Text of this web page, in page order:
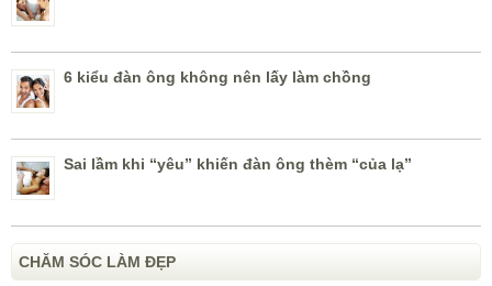
6 kiểu đàn ông không nên lấy làm chồng
Sai lầm khi “yêu” khiến đàn ông thèm “của lạ”
CHĂM SÓC LÀM ĐẸP